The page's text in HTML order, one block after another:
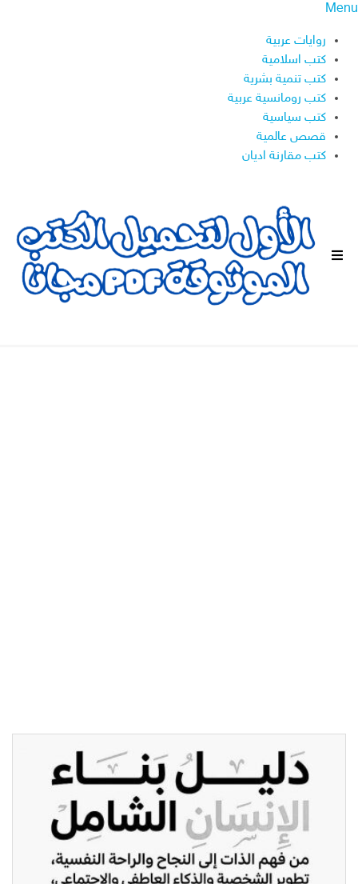
Menu
روايات عربية
كتب اسلامية
كتب تنمية بشرية
كتب رومانسية عربية
كتب سياسية
قصص عالمية
كتب مقارنة اديان
ا